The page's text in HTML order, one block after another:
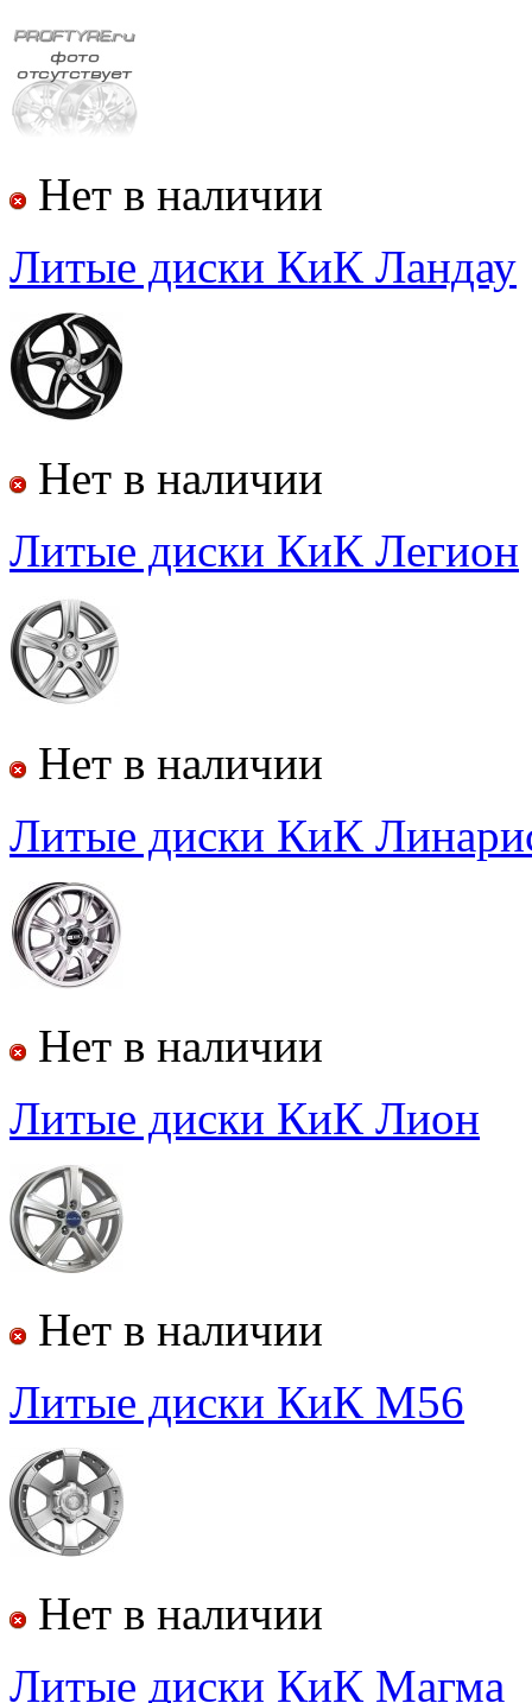
Нет в наличии
Литые диски КиК Ландау
Нет в наличии
Литые диски КиК Легион
Нет в наличии
Литые диски КиК
Нет в наличии
Литые диски КиК Лион
Нет в наличии
Литые диски КиК М56
Нет в наличии
Литые диски КиК Магма